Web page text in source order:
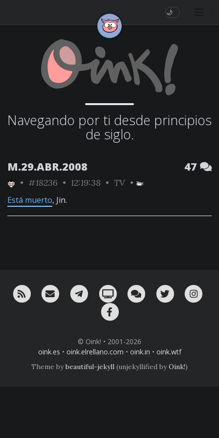
🌙
Navegando por ti desde principios
de siglo.
M.29.ABR.2008 47
• #18236 • 12:19:38 • TV•
Está muerto, Jin.
RSS ¡Mándame un email!¡Nuestro canal en Telegram!
Oink! TV Charla con nosotros
Twitter
© Oink! • 2001-2026
oink.es • oink.elrellano.com • oink.in • oink.wtf
Theme bybeautiful-jekyll (unjekyllified byOink!)